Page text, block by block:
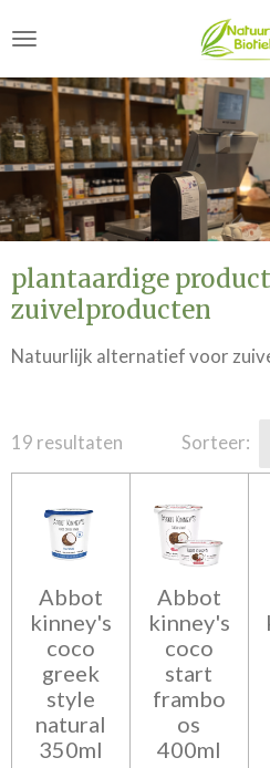
direct
naar
hoofdinhoud
plantaardige
zuivelproducten
Natuurlijk alternatief voor
19 resultaten Sorteer:
Abbot
kinney's
coco
greek
style
natural
350ml
Abbot
kinney's
coco
start
frambo
os
400ml